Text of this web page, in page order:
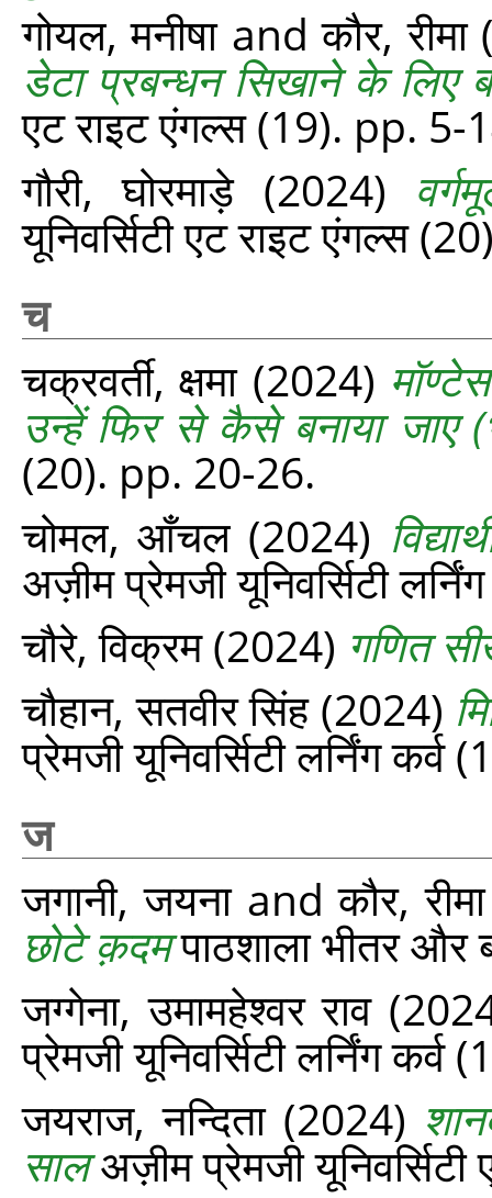
गोयल, मनीषाandकौर, रीमा
डेटा प्रबन्धन सिखाने के लिए
एट राइट एंगल्‍स (19). pp. 5-
गौरी, घोरमाड़े(2024)
यूनिवर्सिटी एट राइट
च
चक्रवर्ती, क्षमा(2024)
उन्हें फिर से कैसे बनाया जाए
(20). pp. 20-26.
चोमल, आँचल (2024)
अज़ीम प्रेमजी यूनिवर्सिटी
चौरे, विक्रम(2024) गणित
चौहान, सतवीर सिंह(2024)
प्रेमजी यूनिवर्सिटी लर्निंग
ज
जगानी, जयनाandकौर, रीमा
छोटे क़दमपाठशाला भीतर
जग्गेना, उमामहेश्वर राव
प्रेमजी यूनिवर्सिटी लर्निंग
जयराज, नन्दिता(2024)
सालअज़ीम प्रेमजी